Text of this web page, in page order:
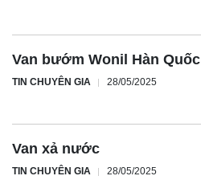
Van bướm Wonil Hàn Quốc
TIN CHUYÊN GIA 28/05/2025
Van xả nước
TIN CHUYÊN GIA 28/05/2025